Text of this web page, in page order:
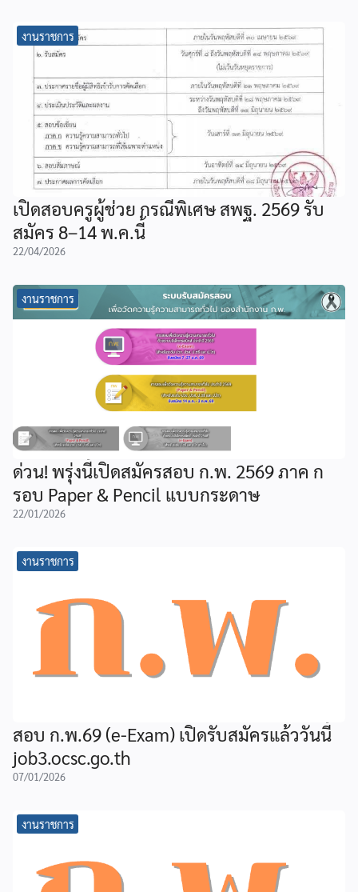
งานราชการ
เปิดสอบครูผู้ช่วย กรณีพิเศษ สพฐ. 2569 รับ
สมัคร 8–14 พ.ค.นี้
22/04/2026
งานราชการ
ด่วน! พรุ่งนี้เปิดสมัครสอบ ก.พ. 2569 ภาค ก
รอบ Paper & Pencil แบบกระดาษ
22/01/2026
งานราชการ
สอบ ก.พ.69 (e-Exam) เปิดรับสมัครแล้ววันนี้
job3.ocsc.go.th
07/01/2026
งานราชการ